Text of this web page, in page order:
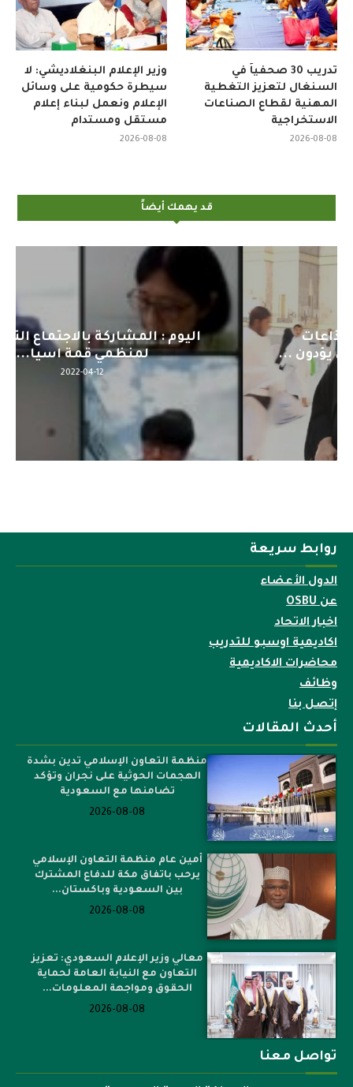
وزير الإعلام البنغلاديشي: لا
سيطرة حكومية على وسائل
الإعلام ونعمل لبناء إعلام
مستقل ومستدام
2026-08-08
تدريب 30 صحفياً في
السنغال لتعزيز التغطية
المهنية لقطاع الصناعات
الاستخراجية
2026-08-08
قد يهمك أيضاً
اليوم : المشاركة بالاجتماع التحضيري
لمنظمي قمة اسيا...
2022-04-12
روابط سريعة
الدول الأعضاء
عن OSBU
اخبار الاتحاد
اكاديمية اوسبو للتدريب
محاضرات الاكاديمية
وظائف
إتصل بنا
أحدث المقالات
منظمة التعاون الإسلامي تدين بشدة
الهجمات الحوثية على نجران وتؤكد
تضامنها مع السعودية
2026-08-08
أمين عام منظمة التعاون الإسلامي
يرحب باتفاق مكة للدفاع المشترك
بين السعودية وباكستان...
2026-08-08
معالي وزير الإعلام السعودي: تعزيز
التعاون مع النيابة العامة لحماية
الحقوق ومواجهة المعلومات...
2026-08-08
تواصل معنا